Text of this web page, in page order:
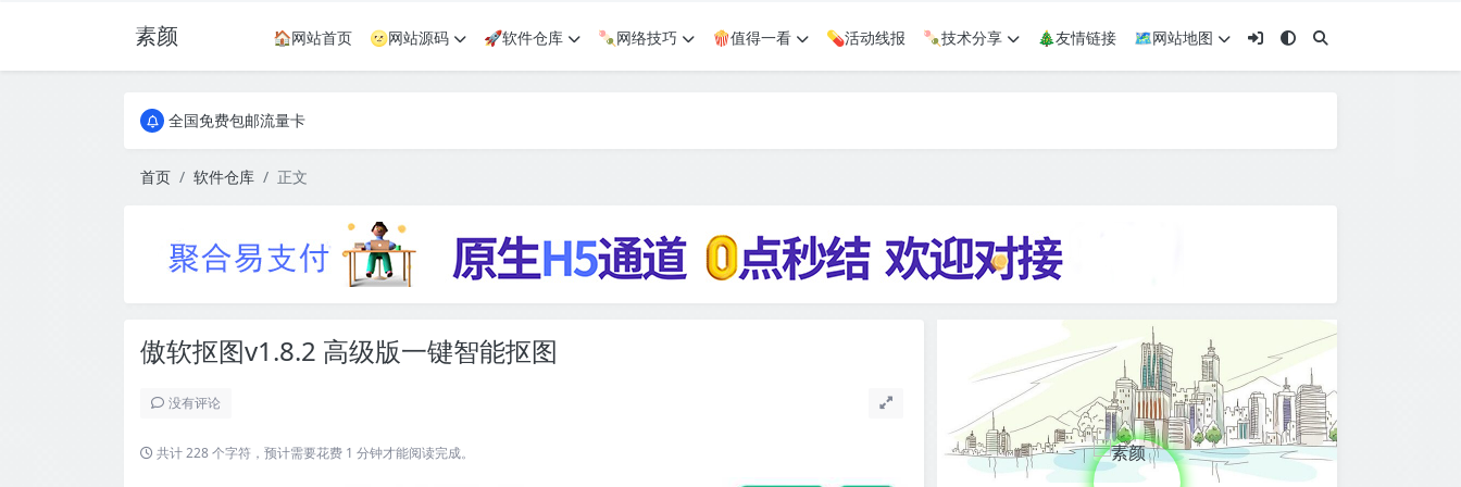
素颜 🏠网站首页 🌝网站源码 🚀软件仓库 🍡网络技巧 🍿值得一看 💊活动线报 🍡技术分享 🎄友情链接
🗺网站地图
全国免费包邮流量卡
全国免费包邮流量卡
首页
软件仓库 正文
傲软抠图v1.8.2 高级版一键智能抠图
没有评论
共计 228 个字符，预计需要花费 1 分钟才能阅读完成。